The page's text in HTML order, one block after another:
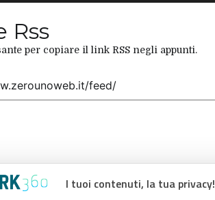
I tuoi contenuti, la tua privacy!
Rss
per copiare il link RSS negli appunti.
Rss